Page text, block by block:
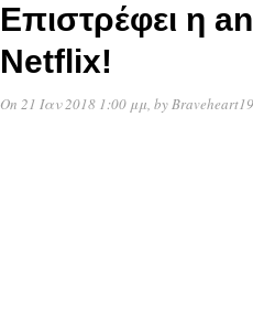
Επιστρέφει η
Netflix!
On 21 Ιαν 2018 1:00 μμ, by